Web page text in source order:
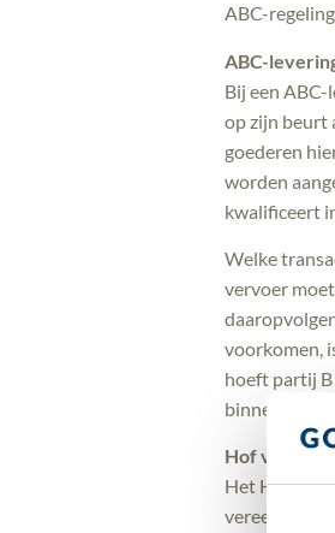
ABC-
ABC-
Bij een
op zijn beurt
goederen
worden
kwalificeert
Welke
vervoer
voorkomen,
hoeft partij
Hof van
Het Hof van